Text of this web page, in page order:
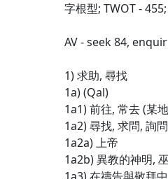
字根型; TWOT -
AV - seek 84,
1) 求助, 尋找
1a) (Qal)
1a1) 前往, 常去 (某
1a2) 尋找, 求問, 詢問
1a2a) 上帝
1a2b) 異教的神明,